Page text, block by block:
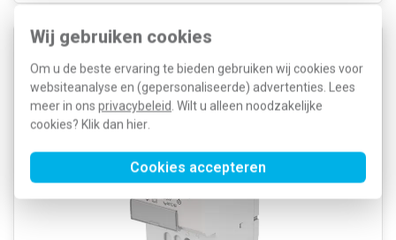
Wij gebruiken cookies
Om u de beste ervaring te bieden gebruiken wij cookies voor
websiteanalyse en (gepersonaliseerde) advertenties. Lees
meer in ons privacybeleid . Wilt u alleen noodzakelijke
cookies? Klik dan hier
Cookies accepteren
ABB TM30/24 System pro M Compact beltrafo 12-
24V 30VA DIN-railmontage